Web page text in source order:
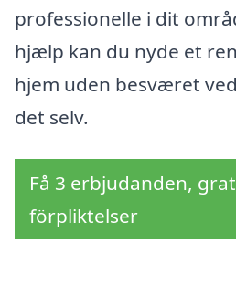
professionelle i dit
hjælp kan du nyde et
hjem uden besværet
det selv.
Få 3 erbjudanden,
förpliktelser